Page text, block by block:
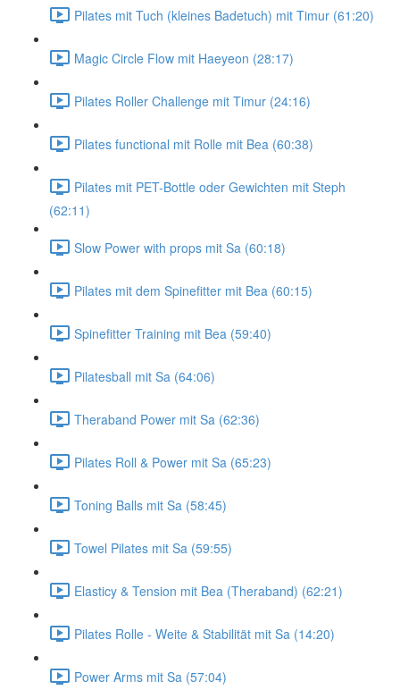
Pilates mit Tuch (kleines Badetuch) mit Timur (61:20)
Magic Circle Flow mit Haeyeon (28:17)
Pilates Roller Challenge mit Timur (24:16)
Pilates functional mit Rolle mit Bea (60:38)
Pilates mit PET-Bottle oder Gewichten mit Steph
(62:11)
Slow Power with props mit Sa (60:18)
Pilates mit dem Spinefitter mit Bea (60:15)
Spinefitter Training mit Bea (59:40)
Pilatesball mit Sa (64:06)
Theraband Power mit Sa (62:36)
Pilates Roll & Power mit Sa (65:23)
Toning Balls mit Sa (58:45)
Towel Pilates mit Sa (59:55)
Elasticy & Tension mit Bea (Theraband) (62:21)
Pilates Rolle - Weite & Stabilität mit Sa (14:20)
Power Arms mit Sa (57:04)